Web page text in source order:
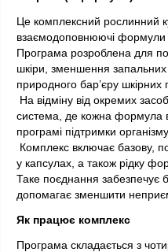
Це комплексний рослинний
взаємодоповнюючі формули
Програма розроблена для
шкіри, зменшення запальних
природного бар’єру шкірних
система, де кожна формула
програмі підтримки організму.
у капсулах, а також рідку
Таке поєднання забезпечує
допомагає зменшити
Як працює комплекс
Програма складається з